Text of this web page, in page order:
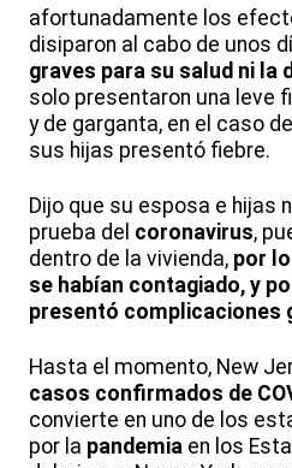
afortunadamente los
disiparon al cabo de unos
graves para su salud ni la
solo presentaron una leve
y de garganta, en el caso
sus hijas presentó fiebre.
Dijo que su esposa e hijas
prueba del coronavirus,
dentro de la vivienda, por
se habían contagiado, y
presentó complicaciones
Hasta el momento, New
casos confirmados de
convierte en uno de los
por la pandemia en los